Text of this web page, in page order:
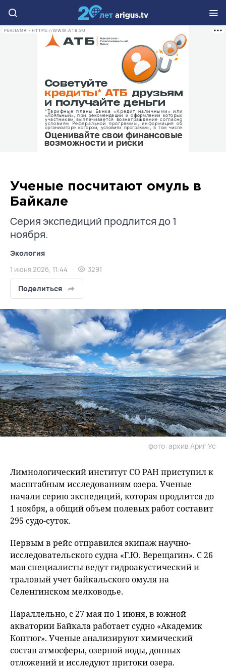
РЕКЛАМА • HTTPS://WWW.ATB.SU
Ученые посчитают омуль в
Байкале
Серия экспедиций продлится до 1
ноября.
Экология
1 июня 2026, 11:44 3291
Поделиться
фото: архив Ариг Ус
Лимнологический институт СО РАН приступил к
масштабным исследованиям озера. Ученые
начали серию экспедиций, которая продлится до
1 ноября, а общий объем полевых работ составит
295 судо-суток.
Первым в рейс отправился экипаж научно-
исследовательского судна «Г.Ю. Верещагин». С 26
мая специалисты ведут гидроакустический и
траловый учет байкальского омуля на
Селенгинском мелководье.
Параллельно, с 27 мая по 1 июня, в южной
акватории Байкала работает судно «Академик
Коптюг». Ученые анализируют химический
состав атмосферы, озерной воды, донных
отложений и исследуют притоки озера.